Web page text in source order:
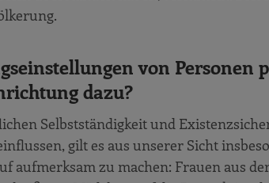
von Personen
dazu?
Selbstständigkeit und
gilt es aus unserer Sicht
zu machen: Frauen aus